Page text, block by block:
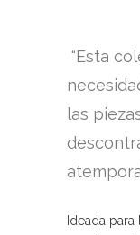
Esta
las
Ideada